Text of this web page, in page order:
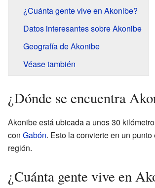
¿Cuánta gente vive en Akonibe?
Datos interesantes sobre Akonibe
Geografía de Akonibe
Véase también
¿Dónde se encuentra
Akonibe está ubicada a unos 30
con Gabón. Esto la convierte en un
región.
¿Cuánta gente vive en